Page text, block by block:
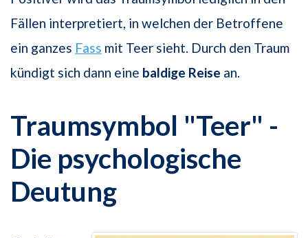
Fällen interpretiert, in welchen der Betroffene
ein ganzes Fass mit Teer sieht. Durch den Traum
kündigt sich dann eine baldige Reise an.
Traumsymbol "Teer" -
Die psychologische
Deutung